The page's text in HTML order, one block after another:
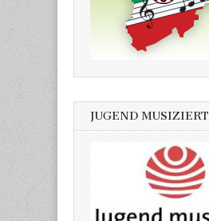
JUGEND MUSIZIERT